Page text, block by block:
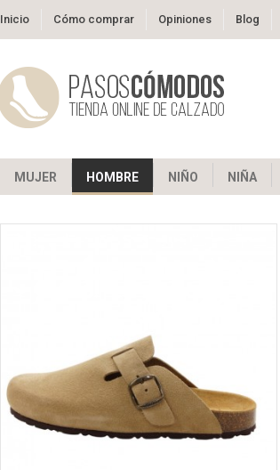
Inicio Cómo comprar Opiniones Blog
MUJER HOMBRE NIÑO NIÑA